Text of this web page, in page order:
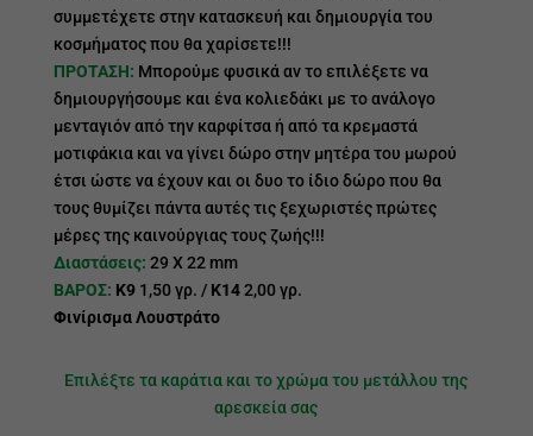
συμμετέχετε στην κατασκευή και δημιουργία του
κοσμήματος που θα χαρίσετε!!!
ΠΡΟΤΑΣΗ: Μπορούμε φυσικά αν το επιλέξετε να
δημιουργήσουμε και ένα κολιεδάκι με το ανάλογο
μενταγιόν από την καρφίτσα ή από τα κρεμαστά
μοτιφάκια και να γίνει δώρο στην μητέρα του μωρού
έτσι ώστε να έχουν και οι δυο το ίδιο δώρο που θα
τους θυμίζει πάντα αυτές τις ξεχωριστές πρώτες
μέρες της καινούργιας τους ζωής!!!
Διαστάσεις: 29 Χ 22 mm
ΒΑΡΟΣ: Κ91,50 γρ. /Κ142,00 γρ.
Φινίρισμα Λουστράτο
Επιλέξτε τα καράτια και το χρώμα του μετάλλου της
αρεσκεία σας